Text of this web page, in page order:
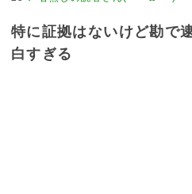
特に証拠はないけど勘で
白すぎる